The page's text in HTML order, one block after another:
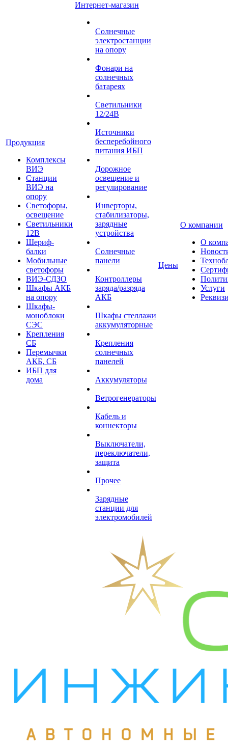
Продукция
Комплексы
ВИЭ
Станции
ВИЭ на
опору
Светофоры,
освещение
Светильники
12В
Шериф-
балки
Мобильные
светофоры
ВИЭ-СДЗО
Шкафы АКБ
на опору
Шкафы-
моноблоки
СЭС
Крепления
СБ
Перемычки
АКБ, СБ
ИБП для
дома
Интернет-магазин
Солнечные
электростанции
на опору
Фонари на
солнечных
батареях
Светильники
12/24В
Источники
бесперебойного
питания ИБП
Дорожное
освещение и
регулирование
Инверторы,
стабилизаторы,
зарядные
устройства
Солнечные
панели
Контроллеры
заряда/разряда
АКБ
Шкафы стеллажи
аккумуляторные
Крепления
солнечных
панелей
Аккумуляторы
Ветрогенераторы
Кабель и
коннекторы
Выключатели,
переключатели,
защита
Прочее
Зарядные
станции для
электромобилей
Цены
О компании
О
Услуги